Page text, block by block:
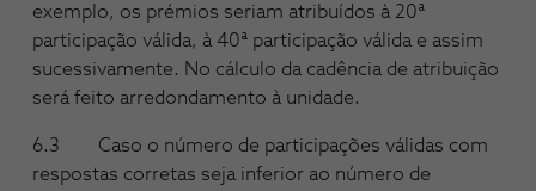
exemplo, os prémios seriam atribuídos à 20ª
participação válida, à 40ª participação válida e assim
sucessivamente. No cálculo da cadência de atribuição
será feito arredondamento à unidade.
6.3 Caso o número de participações válidas com
respostas corretas seja inferior ao número de